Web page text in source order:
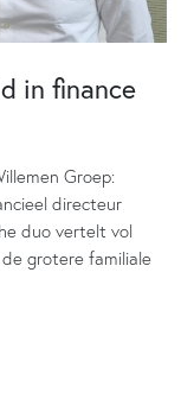
in finance
Groep:
directeur
duo vertelt vol
grotere familiale